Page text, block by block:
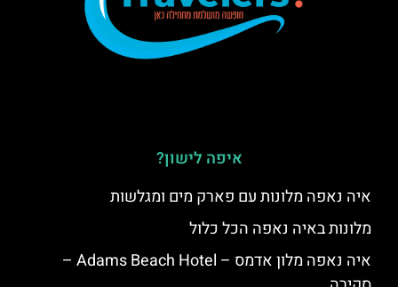
איפה לישון?
איה נאפה מלונות עם פארק מים ומגלשות
מלונות באיה נאפה הכל כלול
איה נאפה מלון אדמס – Adams Beach Hotel –